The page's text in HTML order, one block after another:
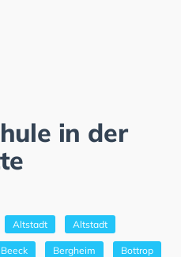
in der
Altstadt Altstadt
Beeck Bergheim Bottrop